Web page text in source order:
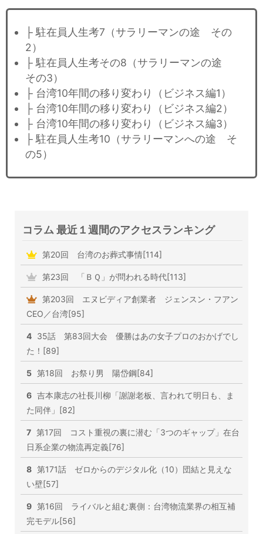
├ 駐在員人生考7（サラリーマンの途 その
2）
├ 駐在員人生考その8（サラリーマンの途
その3）
├ 台湾10年間の移り変わり（ビジネス編1）
├ 台湾10年間の移り変わり（ビジネス編2）
├ 台湾10年間の移り変わり（ビジネス編3）
├ 駐在員人生考10（サラリーマンへの途 そ
の5）
コラム 最近１週間のアクセスランキング
第20回 台湾のお葬式事情[114]
第23回 「ＢＱ」が問われる時代[113]
第203回 エヌビディア創業者 ジェンスン・フアン
CEO／台湾[95]
4 35話 第83回大会 優勝はあの女子プロのおかげでし
た！[89]
5 第18回 お祭り男 陽岱鋼[84]
6 吉本康志の社長川柳「謝謝老板、言われて明日も、ま
た同伴」[82]
7 第17回 コスト重視の裏に潜む「3つのギャップ」在台
日系企業の物流再定義[76]
8 第171話 ゼロからのデジタル化（10）団結と見えな
い壁[57]
9 第16回 ライバルと組む裏側：台湾物流業界の相互補
完モデル[56]